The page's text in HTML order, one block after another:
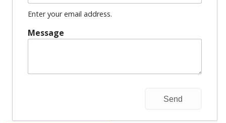
Enter your email address.
Message